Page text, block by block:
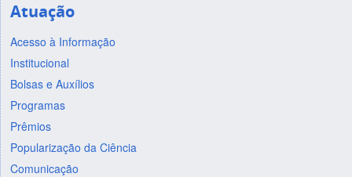
Atuação
Acesso à Informação
Institucional
Bolsas e Auxílios
Programas
Prêmios
Popularização da Ciência
Comunicação